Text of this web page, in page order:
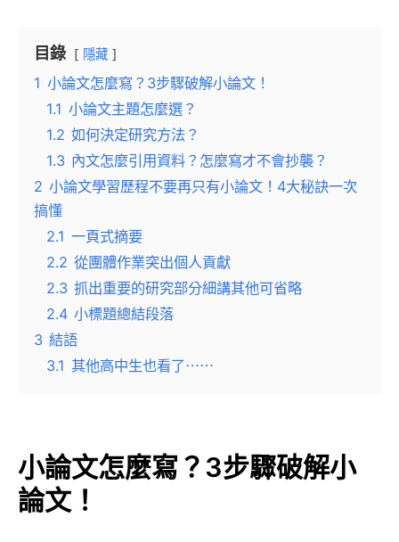
目錄 隱藏
1 小論文怎麼寫？3步驟破解小論文！
1.1 小論文主題怎麼選？
1.2 如何決定研究方法？
1.3 內文怎麼引用資料？怎麼寫才不會抄襲？
2 小論文學習歷程不要再只有小論文！4大秘訣一次
搞懂
2.1 一頁式摘要
2.2 從團體作業突出個人貢獻
2.3 抓出重要的研究部分細講其他可省略
2.4 小標題總結段落
3 結語
3.1 其他高中生也看了⋯⋯
小論文怎麼寫？3步驟破解小
論文！